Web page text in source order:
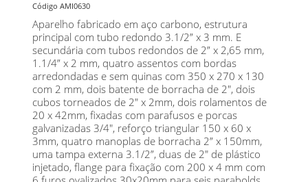
Código AMI0630
Aparelho fabricado em aço carbono, estrutura
principal com tubo redondo 3.1/2” x 3 mm. E
secundária com tubos redondos de 2” x 2,65 mm,
1.1/4” x 2 mm, quatro assentos com bordas
arredondadas e sem quinas com 350 x 270 x 130
com 2 mm, dois batente de borracha de 2", dois
cubos torneados de 2" x 2mm, dois rolamentos de
20 x 42mm, fixadas com parafusos e porcas
galvanizadas 3/4", reforço triangular 150 x 60 x
3mm, quatro manoplas de borracha 2” x 150mm,
uma tampa externa 3.1/2”, duas de 2" de plástico
injetado, flange para fixação com 200 x 4 mm com